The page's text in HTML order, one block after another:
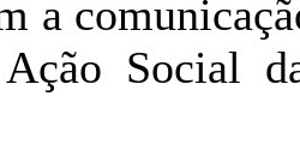
a
Ação Social